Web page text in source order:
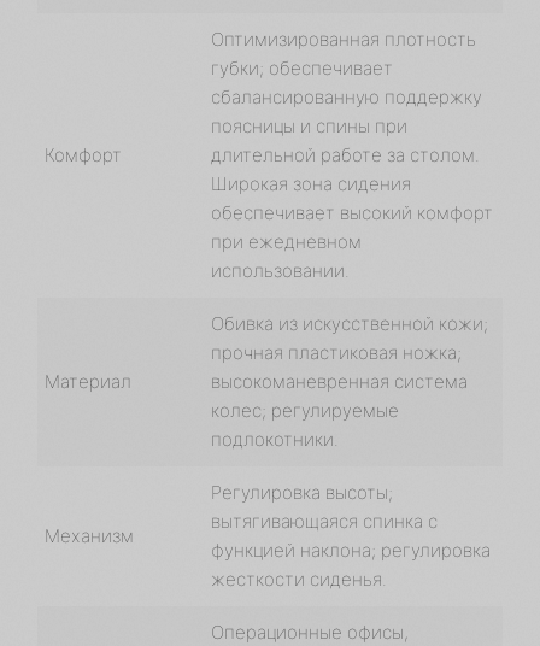
Комфорт
Оптимизированная плотность
губки; обеспечивает
сбалансированную поддержку
поясницы и спины при
длительной работе за столом.
Широкая зона сидения
обеспечивает высокий комфорт
при ежедневном
использовании.
Материал
Обивка из искусственной кожи;
прочная пластиковая ножка;
высокоманевренная система
колес; регулируемые
подлокотники.
Механизм
Регулировка высоты;
вытягивающаяся спинка с
функцией наклона; регулировка
жесткости сиденья.
Операционные офисы,